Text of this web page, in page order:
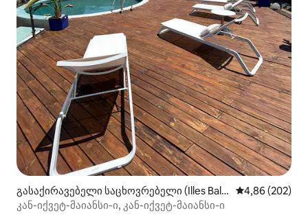
გასაქირავებელი საცხოვრებელი (Illes Bale
ars)
საშუალო
4,86 (202)
კან-იქვეტ-მაიანსი-ი, კან-იქვეტ-მაიანსი-ი